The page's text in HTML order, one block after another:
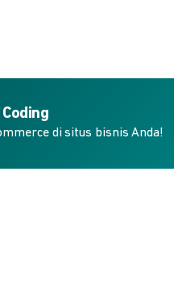
di situs bisnis Anda!